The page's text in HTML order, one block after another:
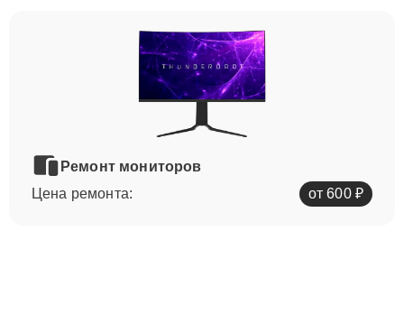
Ремонт мониторов
Цена ремонта:
от 600 ₽